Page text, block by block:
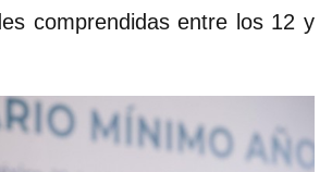
comprendidas entre los 12 y